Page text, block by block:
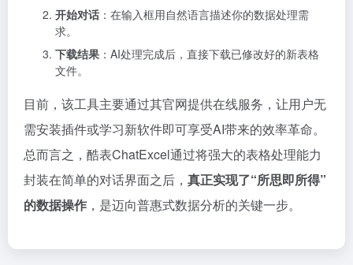
开始对话 ：在输入框用自然语言描述你的数据处理需
求。
下载结果 ：AI处理完成后，直接下载已修改好的新表格
文件。
目前，该工具主要通过其官网提供在线服务，让用户无
需安装插件或学习新软件即可享受AI带来的效率革命。
总而言之，酷表ChatExcel通过将强大的表格处理能力
封装在简单的对话界面之后， 真正实现了“所思即所得”
的数据操作 ，是迈向普惠式数据分析的关键一步。